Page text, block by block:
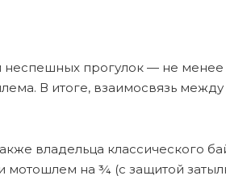
прогулок — не
В итоге, взаимосвязь
владельца классического
мотошлем на ¾ (с защитой